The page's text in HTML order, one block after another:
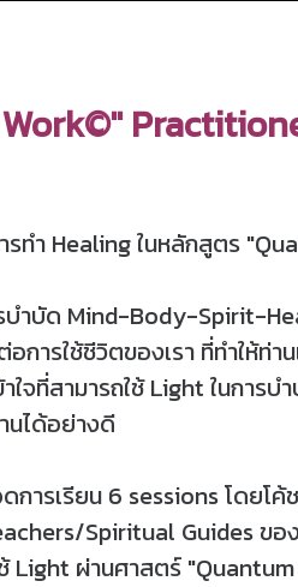
ทำ Healing ในหลักสูตร
บำบัด Mind-Body-Spirit-
รใช้ชีวิตของเรา ที่ทำให้ท่
จที่สามารถใช้ Light ในการ
นได้อย่างดี
ารเรียน 6 sessions โดย
Spiritual Guides ข
Light ผ่านศาสตร์